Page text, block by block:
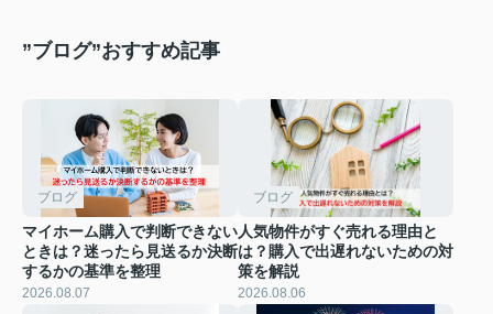
”ブログ”おすすめ記事
ブログ
マイホーム購入で判断できない
ときは？迷ったら見送るか決断
するかの基準を整理
2026.08.07
ブログ
人気物件がすぐ売れる理由と
は？購入で出遅れないための対
策を解説
2026.08.06